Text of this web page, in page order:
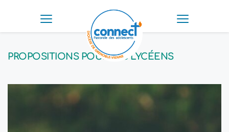
PROPOSITIONS POUR LES LYCÉENS